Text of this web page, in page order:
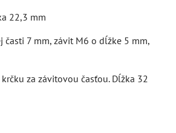
22,3 mm
7 mm, závit M6 o dĺžke 5 mm,
za závitovou časťou. Dĺžka 32